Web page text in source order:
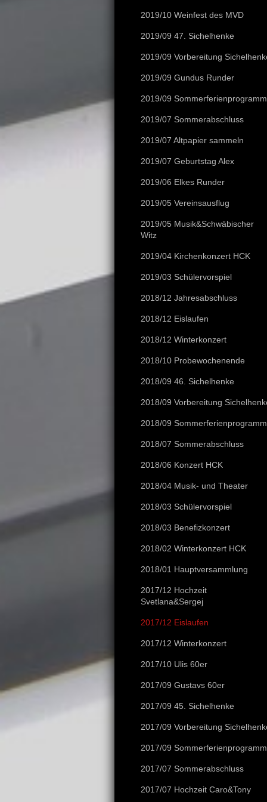
2019/10 Weinfest des MVD
2019/09 47. Sichelhenke
2019/09 Vorbereitung
2019/09 Gundus Runder
2019/09 Sommerferienprogramm
2019/07 Sommerabschluss
2019/07 Altpapier sammeln
2019/07 Geburtstag Alex
2019/06 Elkes Runder
2019/05 Vereinsausflug
2019/05 Musik&Schwäbischer
Witz
2019/04 Kirchenkonzert HCK
2019/03 Schülervorspiel
2018/12 Jahresabschluss
2018/12 Eislaufen
2018/12 Winterkonzert
2018/10 Probewochenende
2018/09 46. Sichelhenke
2018/09 Vorbereitung
2018/09 Sommerferienprogramm
2018/07 Sommerabschluss
2018/06 Konzert HCK
2018/04 Musik- und Theater
2018/03 Schülervorspiel
2018/03 Benefizkonzert
2018/02 Winterkonzert HCK
2018/01 Hauptversammlung
2017/12 Hochzeit
Svetlana&Sergej
2017/12 Eislaufen
2017/12 Winterkonzert
2017/10 Ulis 60er
2017/09 Gustavs 60er
2017/09 45. Sichelhenke
2017/09 Vorbereitung
2017/09 Sommerferienprogramm
2017/07 Sommerabschluss
2017/07 Hochzeit Caro&Tony